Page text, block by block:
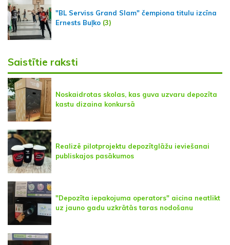
"BL Serviss Grand Slam" čempiona titulu izcīna
Ernests Buļko (3)
Saistītie raksti
Noskaidrotas skolas, kas guva uzvaru depozīta
kastu dizaina konkursā
Realizē pilotprojektu depozītglāžu ieviešanai
publiskajos pasākumos
"Depozīta iepakojuma operators" aicina neatlikt
uz jauno gadu uzkrātās taras nodošanu